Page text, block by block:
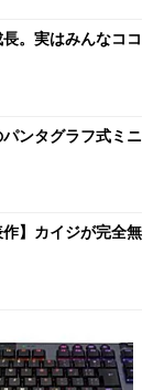
。実はみんなココ
ンタグラフ式ミニ
作】カイジが完全無